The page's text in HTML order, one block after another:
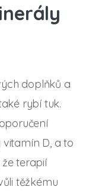
doplňků a
rybí tuk.
D, a to
terapií
těžkému